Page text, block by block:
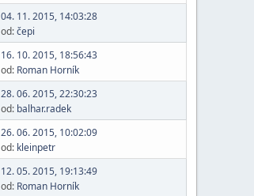
04. 11. 2015, 14:03:28
od:čepi
16. 10. 2015, 18:56:43
od: Roman Horník
28. 06. 2015, 22:30:23
od: balhar.radek
26. 06. 2015, 10:02:09
od: kleinpetr
12. 05. 2015, 19:13:49
od: Roman Horník